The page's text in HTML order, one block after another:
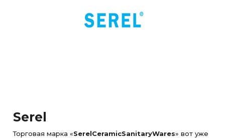
Serel
Торговая марка «SerelCeramicSanitaryWares» вот уже